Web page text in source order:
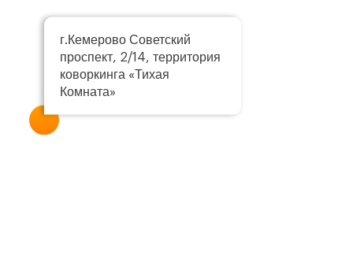
г.Кемерово Советский
проспект, 2/14, территория
коворкинга «Тихая
Комната»